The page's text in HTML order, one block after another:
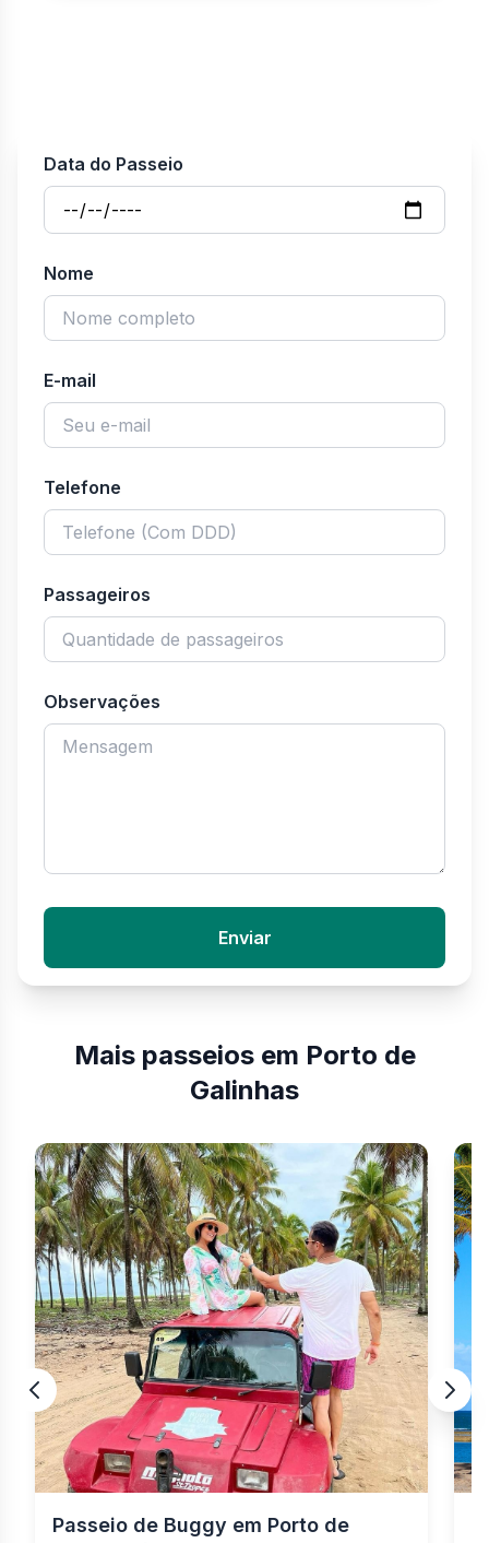
Data do Passeio
Nome
E-mail
Telefone
Passageiros
Observações
Enviar
Mais passeios em Porto de
Galinhas
Passeio de Buggy em Porto de